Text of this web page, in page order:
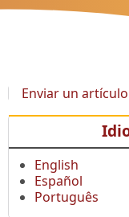
Enviar un artículo
English
Español
Português